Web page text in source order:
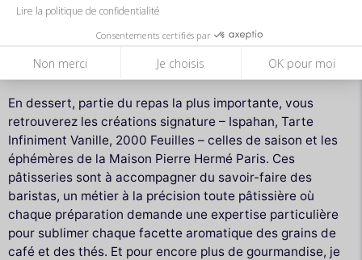
Lire la politique de confidentialité
Consentements certifiés par
Non merci Je choisis OK pour moi
coquillages sont issus de la pêche durable de Bretagne. Et
pour accompagner votre repas, vous trouverez une
dégustations partout en France.
En dessert, partie du repas la plus importante, vous
retrouverez les créations signature – Ispahan, Tarte
Infiniment Vanille, 2000 Feuilles – celles de saison et les
éphémères de la Maison Pierre Hermé Paris. Ces
pâtisseries sont à accompagner du savoir-faire des
baristas, un métier à la précision toute pâtissière où
chaque préparation demande une expertise particulière
pour sublimer chaque facette aromatique des grains de
café et des thés. Et pour encore plus de gourmandise, je